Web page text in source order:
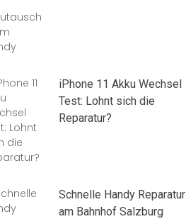
iPhone 11 Akku Wechsel
Test: Lohnt sich die
Reparatur?
Schnelle Handy Reparatur
am Bahnhof Salzburg